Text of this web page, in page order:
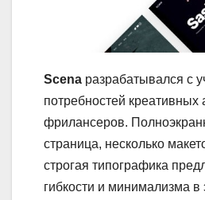
Scena разрабатывался с
потребностей креативных
фрилансеров.
страница, несколько
строгая типографика
гибкости и минимализма в